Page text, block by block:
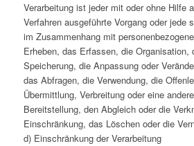
Verarbeitung ist jeder mit oder ohne Hilfe
Verfahren ausgeführte Vorgang oder jede
im Zusammenhang mit
Erheben, das Erfassen, die Organisation,
Speicherung, die Anpassung oder
das Abfragen, die Verwendung, die
Übermittlung, Verbreitung oder eine
Bereitstellung, den Abgleich oder die
Einschränkung, das Löschen oder die
d) Einschränkung der Verarbeitung